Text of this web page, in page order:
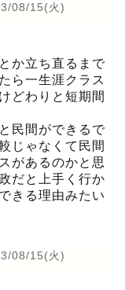
08/15(火)
か立ち直るまで
ら一生涯クラス
どわりと短期間
民間ができるで
じゃなくて民間
があるのかと思
だと上手く行か
きる理由みたい
08/15(火)